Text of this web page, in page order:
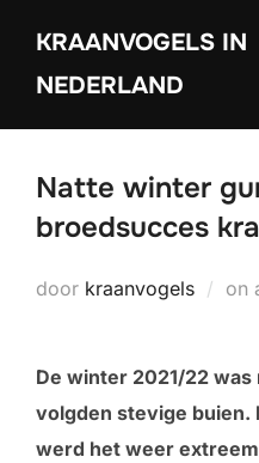
naarKRAANVOGELS IN
NEDERLAND
Natte winter
broedsucces
door kraanvogels on
De winter 2021/22
volgden stevige buien.
werd het weer